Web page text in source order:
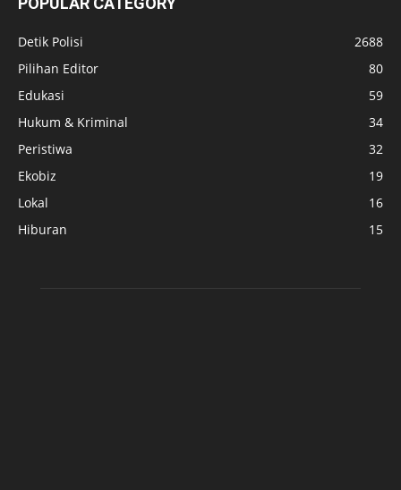
Detik Polisi
2688
Pilihan Editor
80
Edukasi
59
Hukum & Kriminal
34
Peristiwa
32
Ekobiz
19
Lokal
16
Hiburan
15